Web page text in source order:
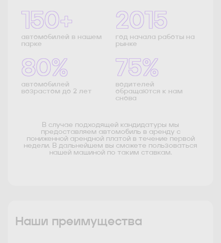
150+
автомобилей в нашем
парке
2015
год начала работы на
рынке
80%
автомобилей
возрастом до 2 лет
75%
водителей
обращаются к нам
снова
В случае подходящей кандидатуры мы
предоставляем автомобиль в аренду с
пониженной арендной платой в течение первой
недели. В дальнейшем вы сможете пользоваться
нашей машиной по таким ставкам.
Наши преимущества